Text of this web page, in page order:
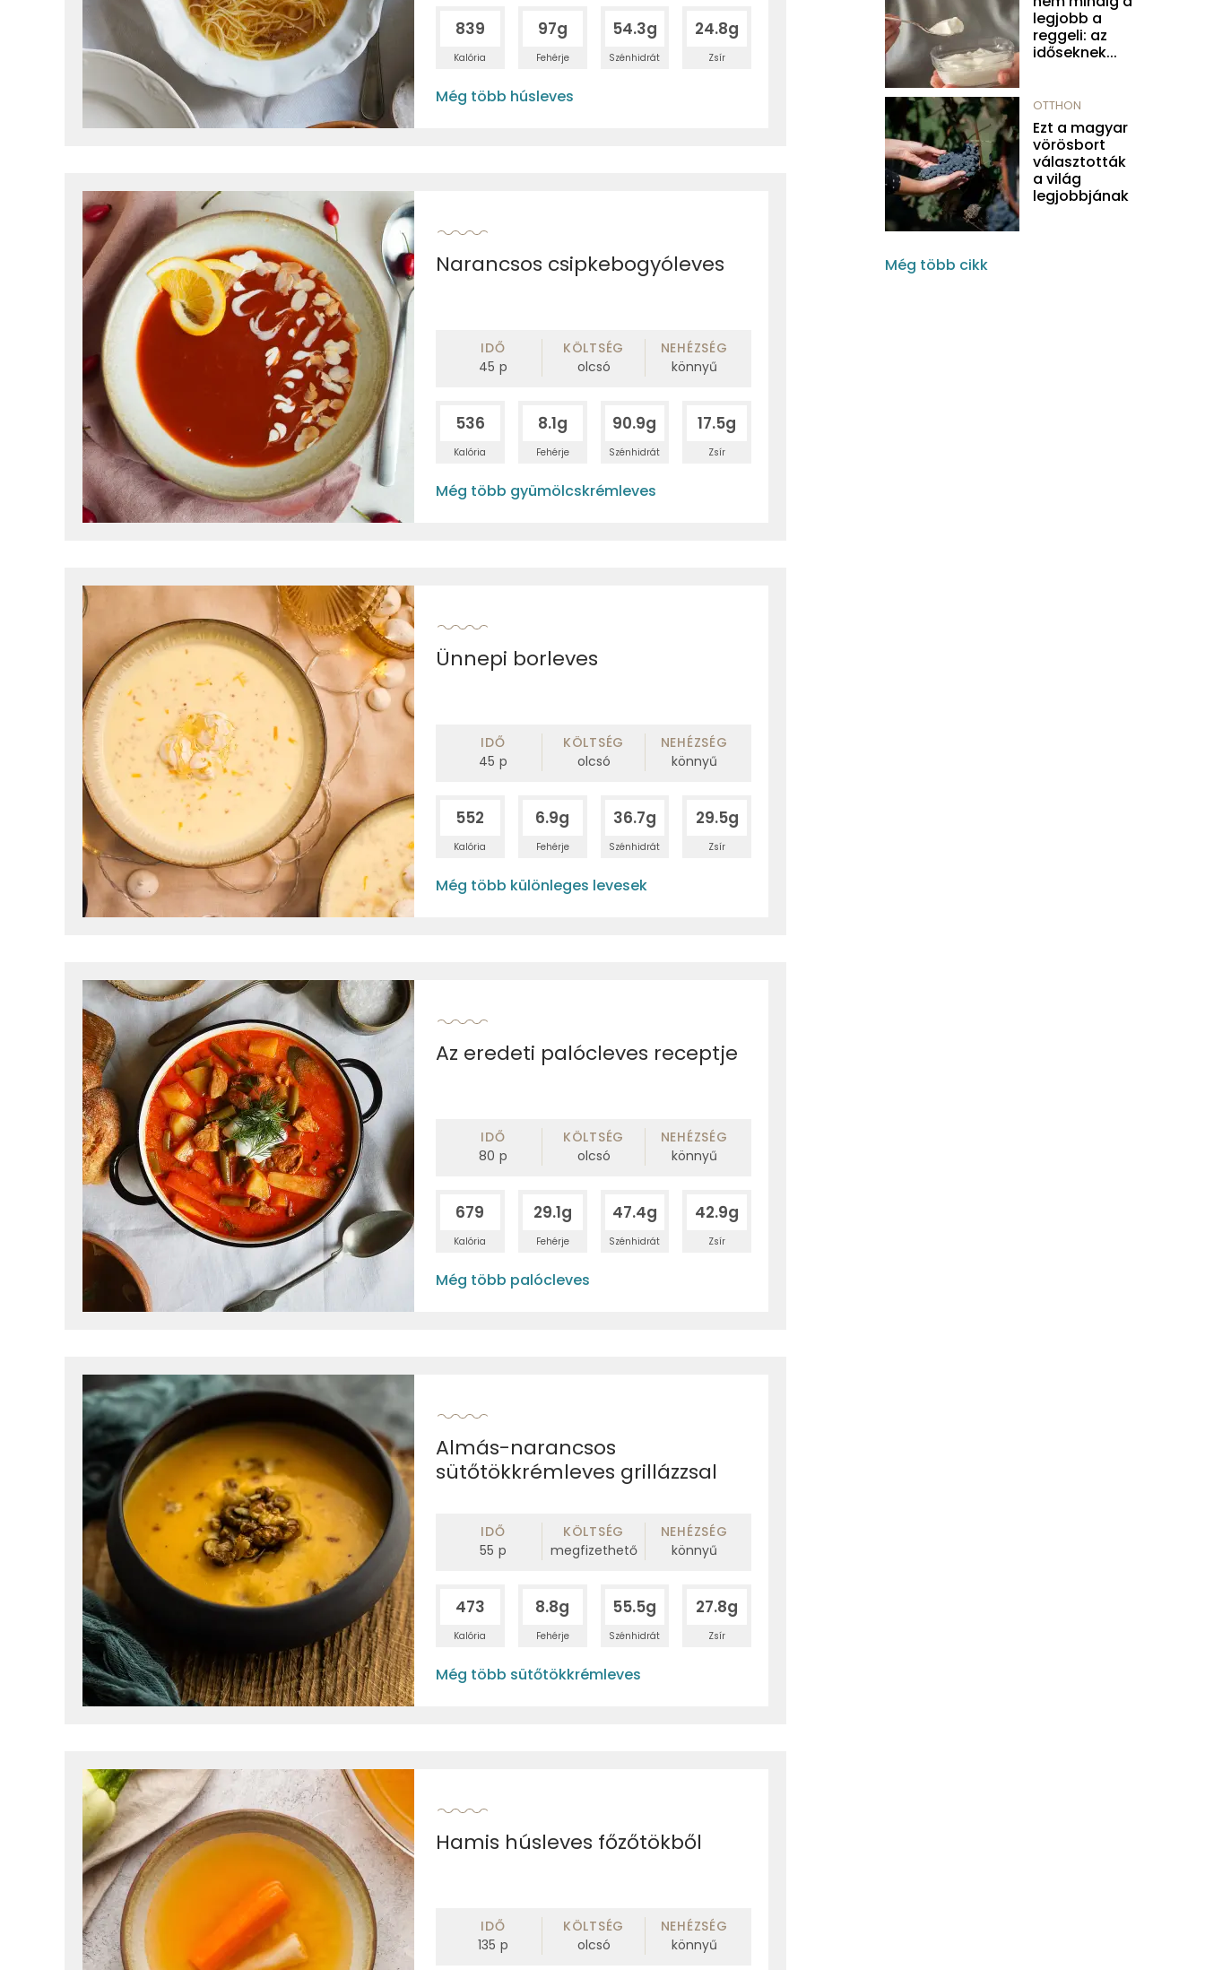
839
Kalória
97g
Fehérje
54.3g
Szénhidrát
24.8g
Zsír
Még több húsleves
Narancsos csipkebogyóleves
IDŐ
45 p
KÖLTSÉG
olcsó
NEHÉZSÉG
könnyű
536
Kalória
8.1g
Fehérje
90.9g
Szénhidrát
17.5g
Zsír
Még több gyümölcskrémleves
Ünnepi borleves
IDŐ
45 p
KÖLTSÉG
olcsó
NEHÉZSÉG
könnyű
552
Kalória
6.9g
Fehérje
36.7g
Szénhidrát
29.5g
Zsír
Még több különleges levesek
Az eredeti palócleves receptje
IDŐ
80 p
KÖLTSÉG
olcsó
NEHÉZSÉG
könnyű
679
Kalória
29.1g
Fehérje
47.4g
Szénhidrát
42.9g
Zsír
Még több palócleves
Almás-narancsos
sütőtökkrémleves grillázzsal
IDŐ
55 p
KÖLTSÉG
megfizethető
NEHÉZSÉG
könnyű
473
Kalória
8.8g
Fehérje
55.5g
Szénhidrát
27.8g
Zsír
Még több sütőtökkrémleves
Hamis húsleves főzőtökből
IDŐ
135 p
KÖLTSÉG
olcsó
NEHÉZSÉG
könnyű
legjobb a
reggeli: az
időseknek...
OTTHON
Ezt a magyar
vörösbort
választották
a világ
legjobbjának
Még több cikk